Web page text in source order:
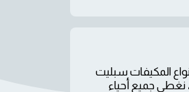
المكيفات سبليت
جميع أحياء